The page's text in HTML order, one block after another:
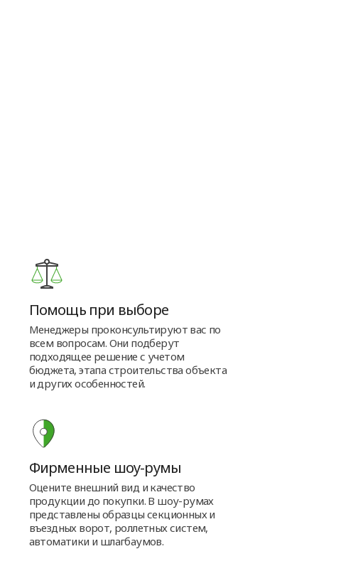
Помощь при выборе
Менеджеры проконсультируют вас по
всем вопросам. Они подберут
подходящее решение с учетом
бюджета, этапа строительства объекта
и других особенностей.
Фирменные шоу-румы
Оцените внешний вид и качество
продукции до покупки. В шоу-румах
представлены образцы секционных и
въездных ворот, роллетных систем,
автоматики и шлагбаумов.